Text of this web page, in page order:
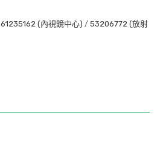
61235162 (內視鏡中心) / 53206772 (放射